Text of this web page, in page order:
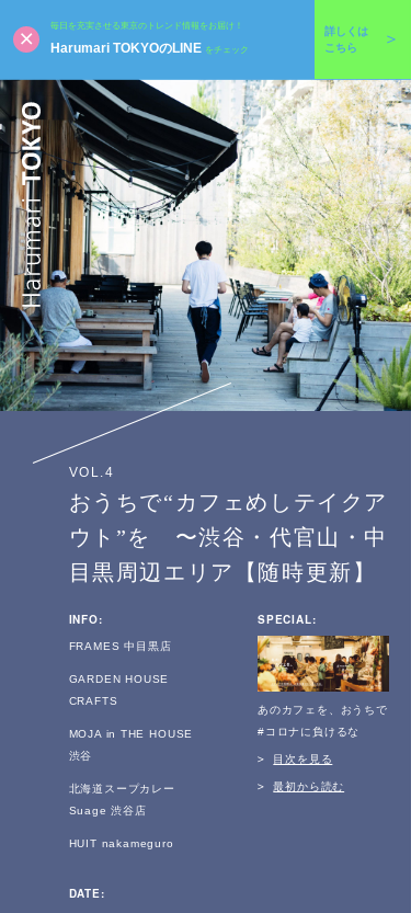
毎日を充実させる東京のトレンド情報をお届け！
Harumari TOKYOのLINE をチェック
詳しくは
こちら
VOL.4
おうちで“カフェめしテイクア
ウト”を 〜渋谷・代官山・中
目黒周辺エリア【随時更新】
INFO:
FRAMES 中目黒店
GARDEN HOUSE
CRAFTS
MOJA in THE HOUSE
渋谷
北海道スープカレー
Suage 渋谷店
HUIT nakameguro
DATE:
SPECIAL:
あのカフェを、おうちで
#コロナに負けるな
目次を見る
最初から読む